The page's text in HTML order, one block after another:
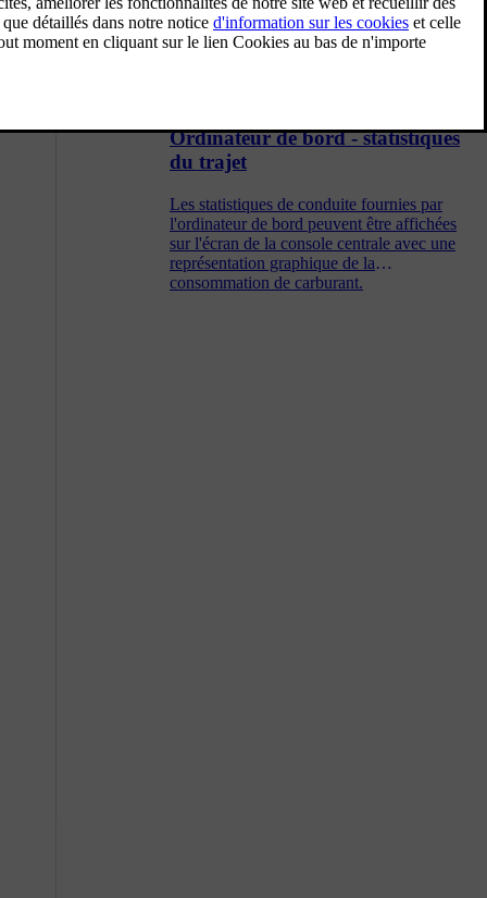
L'ordinateur de bord de la voiture enregistre
et calcule les valeurs telles que la distance, la
Ordinateur de bord - statistiques
du trajet
Les statistiques de conduite fournies par
l'ordinateur de bord peuvent être affichées
sur l'écran de la console centrale avec une
représentation graphique de la
consommation de carburant.